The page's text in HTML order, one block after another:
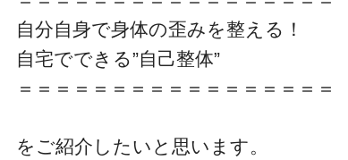
自分自身で身体の歪みを整える！
自宅でできる”自己整体”
＝＝＝＝＝＝＝＝＝＝＝＝＝＝＝＝＝
をご紹介したいと思います。